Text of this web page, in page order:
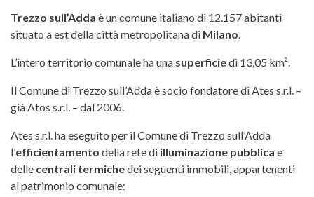
Trezzo sull’Adda è un comune italiano di 12.157 abitanti
situato a est della città metropolitana di Milano
L’intero territorio comunale ha una superficiedi 13,05 km².
Il Comune di Trezzo sull’Adda è socio fondatore di Ates s.r.l. –
già Atos s.r.l. – dal 2006.
Ates s.r.l. ha eseguito per il Comune di Trezzo sull’Adda
l’efficientamento della rete di illuminazione pubblica e
delle centrali termichedei seguenti immobili, appartenenti
al patrimonio comunale: